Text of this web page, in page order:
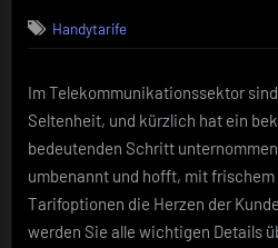
Handytarife
Im Telekommunikationssektor
Seltenheit, und kürzlich hat ein
bedeutenden Schritt
umbenannt und hofft, mit frischem
Tarifoptionen die Herzen der
werden Sie alle wichtigen Details